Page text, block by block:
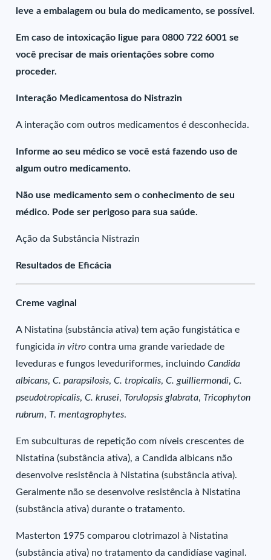
leve a embalagem ou bula do medicamento, se possível.
Em caso de intoxicação ligue para 0800 722 6001 se
você precisar de mais orientações sobre como
proceder.
Interação Medicamentosa do Nistrazin
A interação com outros medicamentos é desconhecida.
Informe ao seu médico se você está fazendo uso de
algum outro medicamento.
Não use medicamento sem o conhecimento de seu
médico. Pode ser perigoso para sua saúde.
Ação da Substância Nistrazin
Resultados de Eficácia
Creme vaginal
A Nistatina (substância ativa) tem ação fungistática e
fungicida in vitro contra uma grande variedade de
leveduras e fungos leveduriformes, incluindoCandida
albicans,C. parapsilosis,C. tropicalis,C. guilliermondi,C.
pseudotropicalis,C. krusei, Torulopsis glabrata, Tricophyton
rubrum, T. mentagrophytes.
Em subculturas de repetição com níveis crescentes de
Nistatina (substância ativa), a Candida albicans não
desenvolve resistência à Nistatina (substância ativa).
Geralmente não se desenvolve resistência à Nistatina
(substância ativa) durante o tratamento.
Masterton 1975 comparou clotrimazol à Nistatina
(substância ativa) no tratamento da candidíase vaginal.